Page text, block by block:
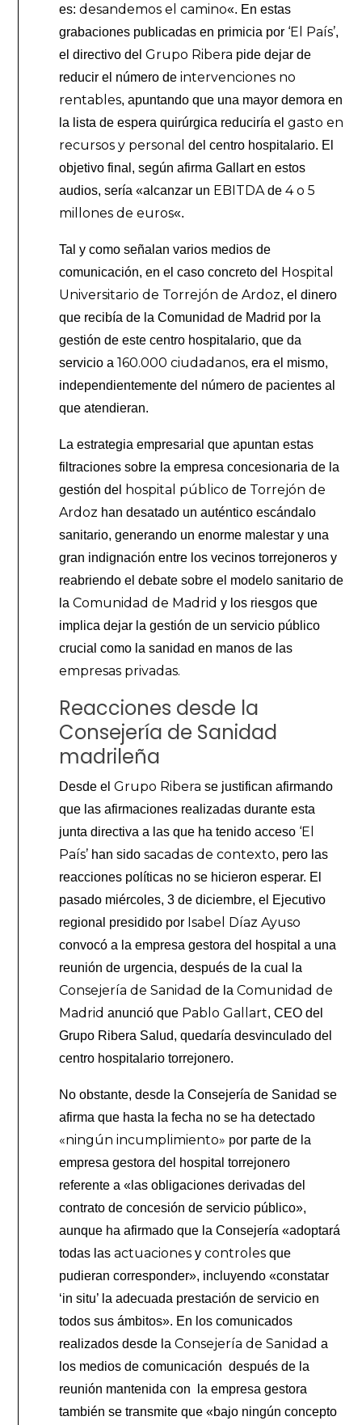
es:desandemos el camino«. En estas
grabaciones publicadas en primicia por ‘El País’,
el directivo delGrupo Ribera pide dejar de
reducir el número de intervenciones no
rentables, apuntando que una mayor demora en
la lista de espera quirúrgica reduciría elgasto en
recursos y personal del centro hospitalario. El
objetivo final, según afirma Gallart en estos
audios, sería «alcanzar un EBITDA de 4 o 5
millones de euros«.
Tal y como señalan varios medios de
comunicación, en el caso concreto del Hospital
Universitario de Torrejón de Ardoz, el dinero
que recibía de la Comunidad de Madrid por la
gestión de este centro hospitalario, que da
servicio a160.000 ciudadanos, era el mismo,
independientemente del número de pacientes al
que atendieran.
La estrategia empresarial que apuntan estas
filtraciones sobre la empresa concesionaria de la
gestión del
hospital público de Torrejón de
Ardoz han desatado un auténtico escándalo
sanitario, generando un enorme malestar y una
gran indignación entre los vecinos torrejoneros y
reabriendo el debate sobre el modelo sanitario de
la Comunidad de Madrid y los riesgos que
implica dejar la gestión de un servicio público
crucial como la sanidad en manos de las
empresas privadas.
Reacciones desde la
Consejería de Sanidad
madrileña
Desde elGrupo Ribera se justifican afirmando
que las afirmaciones realizadas durante esta
junta directiva a las que ha tenido acceso ‘El
País’ han sidosacadas de contexto, pero las
reacciones políticas no se hicieron esperar. El
pasado miércoles, 3 de diciembre, el Ejecutivo
regional presidido por Isabel Díaz Ayuso
convocó a la empresa gestora del hospital a una
reunión de urgencia, después de la cual la
Consejería de Sanidadde laComunidad de
Madrid anunció que Pablo Gallart, CEO del
Grupo Ribera Salud, quedaría desvinculado del
centro hospitalario torrejonero.
No obstante, desde la Consejería de Sanidad se
afirma que hasta la fecha no se ha detectado
«ningún incumplimiento» por parte de la
empresa gestora del hospital torrejonero
referente a «las obligaciones derivadas del
contrato de concesión de servicio público»,
aunque ha afirmado que la Consejería «adoptará
todas las actuaciones y controles que
pudieran corresponder», incluyendo «constatar
‘in situ’ la adecuada prestación de servicio en
todos sus ámbitos». En los comunicados
realizados desde laConsejería de Sanidad a
los medios de comunicación después de la
reunión mantenida con la empresa gestora
también se transmite que «bajo ningún concepto